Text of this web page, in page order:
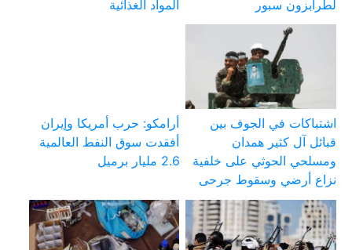
لطرابزون سبور المواد الغذائية
اشتباكات في الجوف بين
قبائل آل كثير همدان
ومسلحي الحوثي على خلفية
نزاع أرضي وسقوط جرحى
أرامكو: حرب أمريكا وإيران
أفقدت سوق النفط العالمية
2.6 مليار برميل